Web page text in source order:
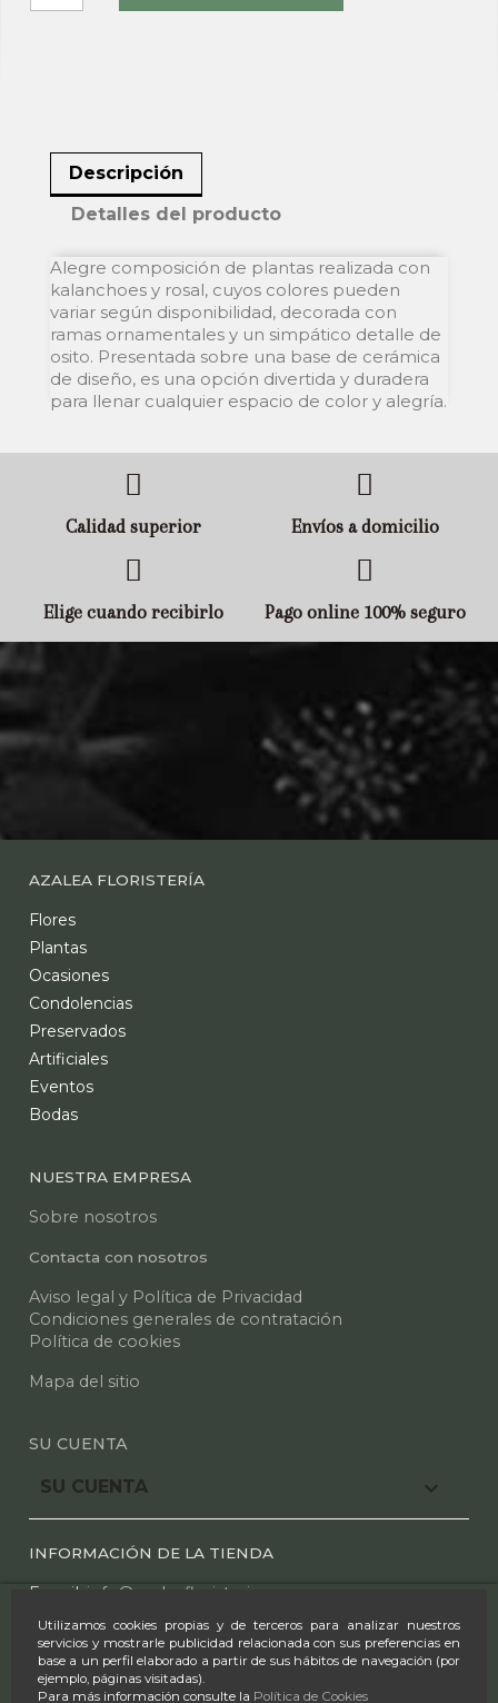
Utilizamos cookies propias y de terceros para analizar nuestros
servicios y mostrarle publicidad relacionada con sus preferencias en
base a un perfil elaborado a partir de sus hábitos de navegación (por
ejemplo, páginas visitadas).
Para más información consulte la Política de Cookies
Descripción
Detalles del producto
Alegre composición de plantas realizada con
kalanchoes y rosal, cuyos colores pueden
variar según disponibilidad, decorada con
ramas ornamentales y un simpático detalle de
osito. Presentada sobre una base de cerámica
de diseño, es una opción divertida y duradera
para llenar cualquier espacio de color y alegría.
Calidad superior Envíos a domicilio
Elige cuando recibirlo Pago online 100% seguro
AZALEA FLORISTERÍA
Flores
Plantas
Ocasiones
Condolencias
Preservados
Artificiales
Eventos
Bodas
NUESTRA EMPRESA
Sobre nosotros
Contacta con nosotros
Aviso legal y Política de Privacidad
Condiciones generales de contratación
Política de cookies
Mapa del sitio
SU CUENTA
SU CUENTA 
INFORMACIÓN DE LA TIENDA
E mail: info@azaleafloristeria.com
Tel.:91 612 25 44 -91 610 00 97
Horario: